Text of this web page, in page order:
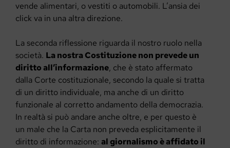
vende alimentari, o vestiti o automobili. L’ansia dei
click va in una altra direzione.
La seconda riflessione riguarda il nostro ruolo nella
società. La nostra Costituzione non prevede un
diritto all’informazione, che è stato affermato
dalla Corte costituzionale, secondo la quale si tratta
di un diritto individuale, ma anche di un diritto
funzionale al corretto andamento della democrazia.
In realtà si può andare anche oltre, e per questo è
un male che la Carta non preveda esplicitamente il
diritto di informazione: al giornalismo è affidato il